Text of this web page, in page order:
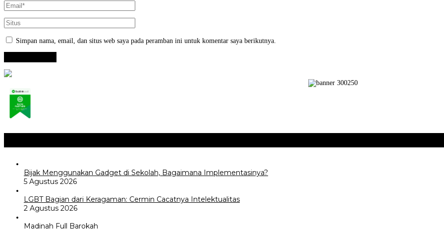
Simpan nama, email, dan situs web saya pada peramban ini untuk komentar saya berikutnya.
Bijak Menggunakan Gadget di Sekolah, Bagaimana Implementasinya?
5 Agustus 2026
LGBT Bagian dari Keragaman: Cermin Cacatnya Intelektualitas
2 Agustus 2026
Madinah Full Barokah